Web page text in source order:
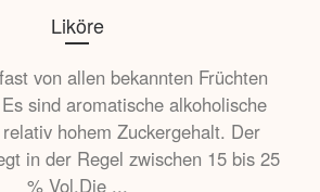
Liköre
von allen bekannten Früchten
sind aromatische alkoholische
hohem Zuckergehalt. Der
in der Regel zwischen 15 bis 25
% Vol.Die ...